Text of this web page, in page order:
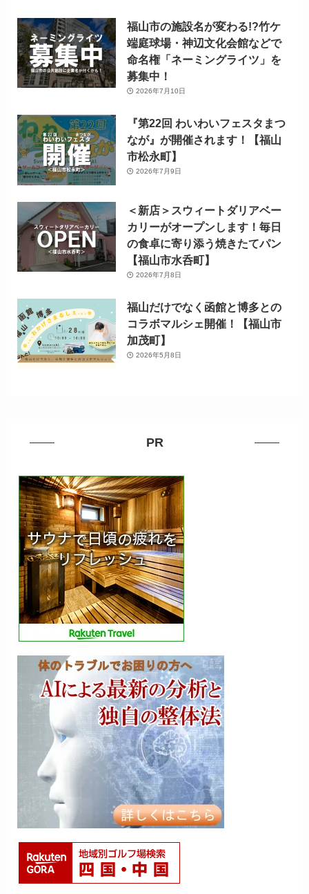
福山市の施設名が変わる!?竹ケ
端庭球場・神辺文化会館などで
命名権「ネーミングライツ」を
募集中！
2026年7月10日
『第22回 わいわいフェスタまつ
なが』が開催されます！【福山
市松永町】
2026年7月9日
＜新店＞スウィートダリアベー
カリーがオープンします！毎日
の食卓に寄り添う焼きたてパン
【福山市水呑町】
2026年7月8日
福山だけでなく函館と博多との
コラボマルシェ開催！【福山市
加茂町】
2026年5月8日
PR